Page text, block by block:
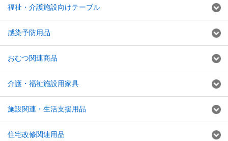
福祉・介護施設向けテーブル
感染予防用品
おむつ関連商品
介護・福祉施設用家具
施設関連・生活支援用品
住宅改修関連用品